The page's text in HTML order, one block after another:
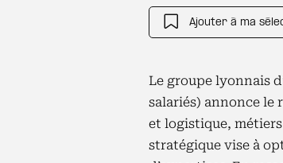
Ajouter à ma
Le groupe lyonnais
salariés) annonce le
et logistique,
stratégique vise à